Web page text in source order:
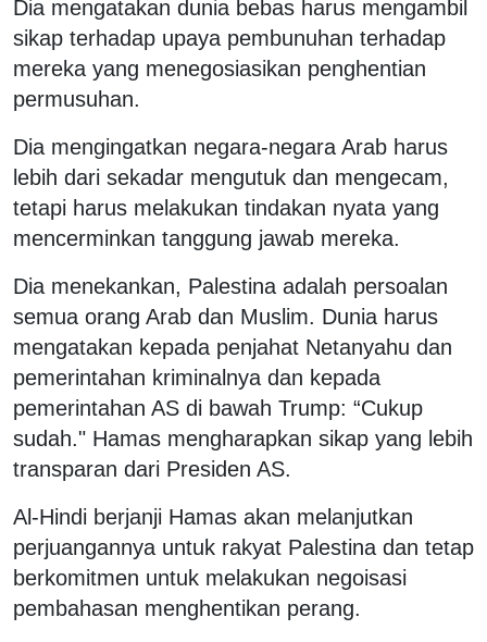
Dia mengatakan dunia bebas harus mengambil
sikap terhadap upaya pembunuhan terhadap
mereka yang menegosiasikan penghentian
permusuhan.
Dia mengingatkan negara-negara Arab harus
lebih dari sekadar mengutuk dan mengecam,
tetapi harus melakukan tindakan nyata yang
mencerminkan tanggung jawab mereka.
Dia menekankan, Palestina adalah persoalan
semua orang Arab dan Muslim. Dunia harus
mengatakan kepada penjahat Netanyahu dan
pemerintahan kriminalnya dan kepada
pemerintahan AS di bawah Trump: “Cukup
sudah." Hamas mengharapkan sikap yang lebih
transparan dari Presiden AS.
Al-Hindi berjanji Hamas akan melanjutkan
perjuangannya untuk rakyat Palestina dan tetap
berkomitmen untuk melakukan negoisasi
pembahasan menghentikan perang.